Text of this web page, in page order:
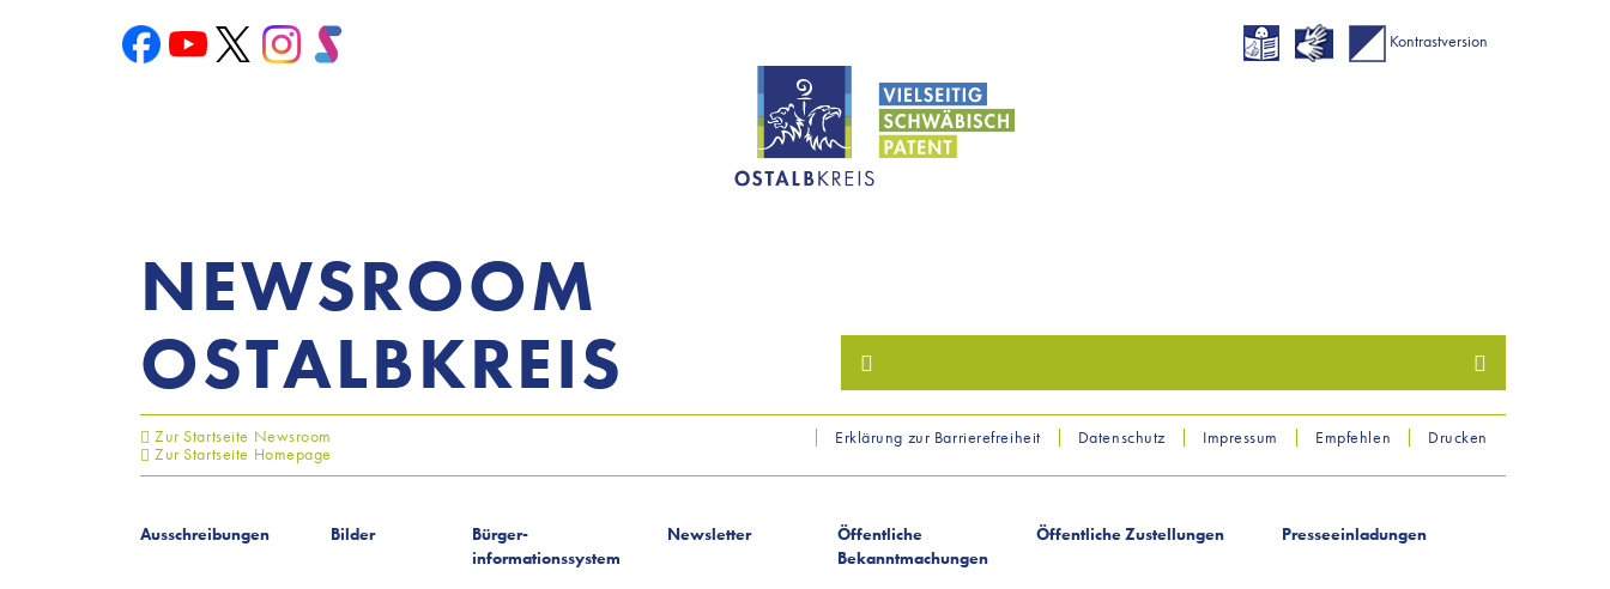
Kontrastversion
NEWSROOM
OSTALBKREIS
Zur Startseite Newsroom
Zur Startseite Homepage
Drucken
Empfehlen
Impressum
Datenschutz
Erklärung zur Barrierefreiheit
Ausschreibungen Bilder
Bürger-
informationssystem
Newsletter
Öffentliche
Bekanntmachungen
Öffentliche Zustellungen Presseeinladungen